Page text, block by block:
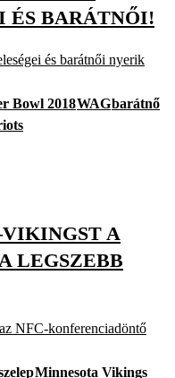
ÉS BARÁTNŐI!
és barátnői nyerik
Bowl 2018WAGbarátnő
A
LEGSZEBB
NFC-konferenciadöntő
Minnesota Vikings